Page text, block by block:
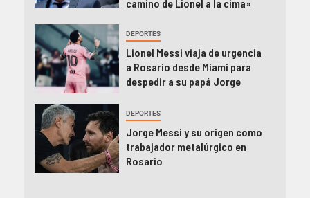
camino de Lionel a la cima»
DEPORTES
Lionel Messi viaja de urgencia
a Rosario desde Miami para
despedir a su papá Jorge
DEPORTES
Jorge Messi y su origen como
trabajador metalúrgico en
Rosario